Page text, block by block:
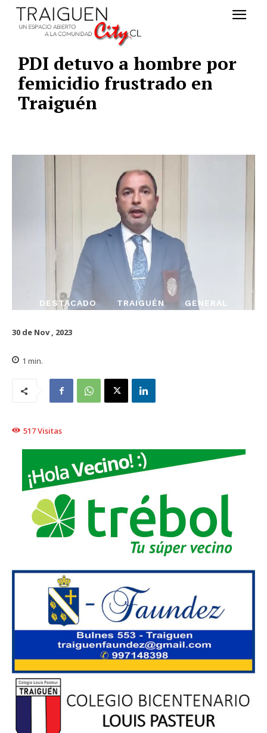
PDI detuvo a hombre por
femicidio frustrado en
Traiguén
DESTACADO TRAIGUÉN GENERAL
30 de Nov , 2023
1 min.
517Visitas